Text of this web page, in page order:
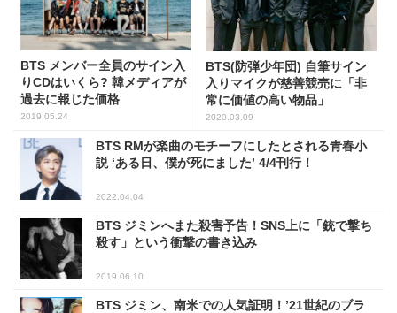
BTS メンバー全員のサイン入
りCDはいくら? 韓メディアが
過去に報じた価格
2019.05.24
BTS(防弾少年団) 自筆サイン
入りマイクが慈善競売に「非
常に価値の高い物品」
2020.03.09
BTS RMが楽曲のモチーフにしたとされる青春小
説 ‘ある日、僕が死にました’ 4/4刊行！
2022.04.04
BTS ジミンへまた殺害予告！SNS上に「銃で撃ち
殺す」という衝撃の書き込み
2019.06.10
BTS ジミン、南米での人気証明！’21世紀のブラ